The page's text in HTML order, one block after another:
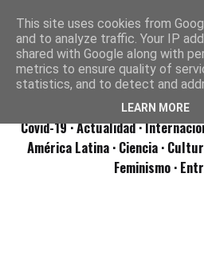
Covid-19· Actualidad·
América Latina · Ciencia ·
Feminismo ·
This site uses cookies from
and to analyze traffic. Your IP
shared with Google along with
metrics to ensure quality of
statistics, and to detect and
LEARN MORE